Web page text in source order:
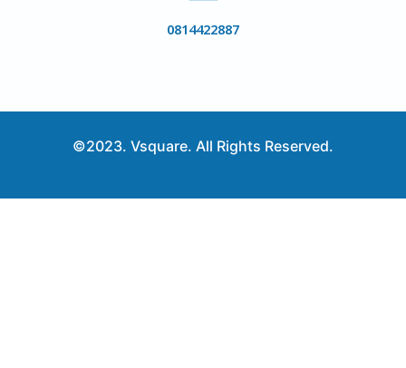
0814422887
©2023. Vsquare. All Rights Reserved.